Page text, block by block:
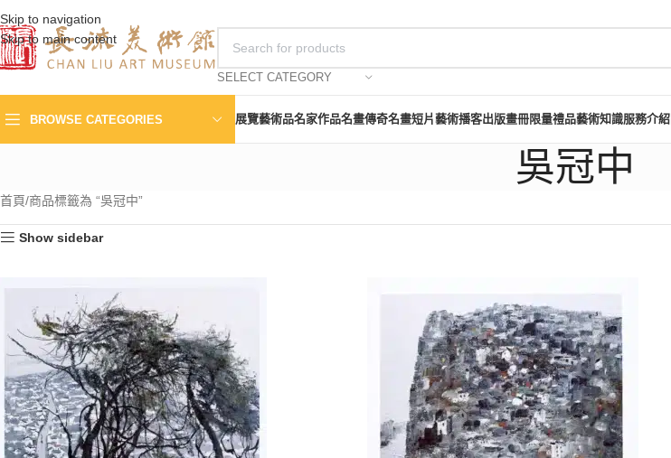
Skip to navigation
Skip to main content
SELECT CATEGORY
BROWSE CATEGORIES 展覽藝術品名家作品名畫傳奇名畫短片藝術播客出版畫冊限量禮品藝術知識服務介紹
吳冠中
首頁 商品標籤為 “吳冠中”
Show sidebar